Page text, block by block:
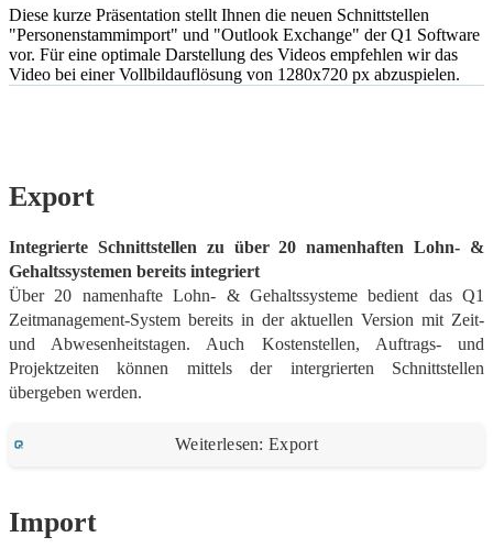
Diese kurze Präsentation stellt Ihnen die neuen Schnittstellen
"Personenstammimport" und "Outlook Exchange" der Q1 Software
vor. Für eine optimale Darstellung des Videos empfehlen wir das
Video bei einer Vollbildauflösung von 1280x720 px abzuspielen.
Export
Integrierte Schnittstellen zu über 20 namenhaften Lohn- &
Gehaltssystemen bereits integriert
Über 20 namenhafte Lohn- & Gehaltssysteme bedient das Q1
Zeitmanagement-System bereits in der aktuellen Version mit Zeit-
und Abwesenheitstagen. Auch Kostenstellen, Auftrags- und
Projektzeiten können mittels der intergrierten Schnittstellen
übergeben werden.
Weiterlesen: Export
Import